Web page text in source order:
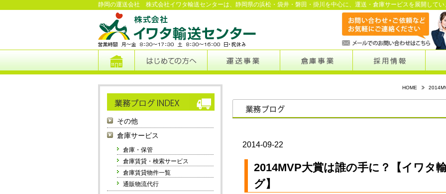
静岡の運送会社 株式会社イワタ輸送センターは、静岡県の浜松・袋井・磐田・掛川を中心に、運送・倉庫サービスを展開してい
その他
倉庫サービス
倉庫・保管
倉庫賃貸・検索サービス
倉庫賃貸物件一覧
通販物流代行
HOME
2014-09-22
2014MVP大賞は誰の手に？【イワタ
グ】